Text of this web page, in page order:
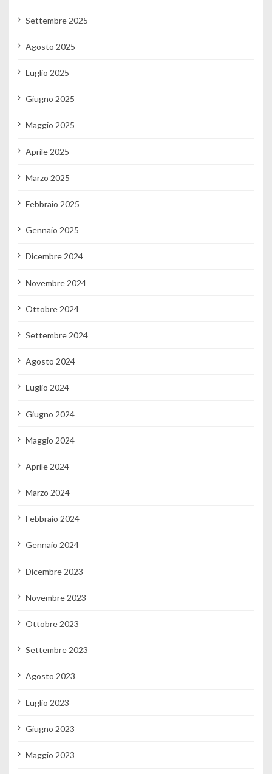
Settembre 2025
Agosto 2025
Luglio 2025
Giugno 2025
Maggio 2025
Aprile 2025
Marzo 2025
Febbraio 2025
Gennaio 2025
Dicembre 2024
Novembre 2024
Ottobre 2024
Settembre 2024
Agosto 2024
Luglio 2024
Giugno 2024
Maggio 2024
Aprile 2024
Marzo 2024
Febbraio 2024
Gennaio 2024
Dicembre 2023
Novembre 2023
Ottobre 2023
Settembre 2023
Agosto 2023
Luglio 2023
Giugno 2023
Maggio 2023